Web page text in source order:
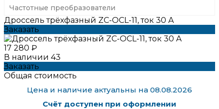
Частотные преобразователи
Дроссель трёхфазный ZC-OCL-11, ток 30 А
Заказать
17 280 ₽
В наличии 43
Заказать
Общая стоимость
Цена и наличие актуальны на 08.08.2026
Счёт доступен при оформлении